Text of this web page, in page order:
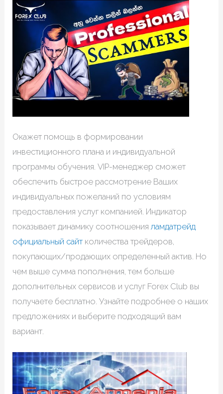
Окажет помощь в формировании
инвестиционного плана и индивидуальной
программы обучения. VIP-менеджер сможет
обеспечить быстрое рассмотрение Ваших
индивидуальных пожеланий по условиям
предоставления услуг компанией. Индикатор
показывает динамику соотношения ламдатрейд
официальный сайт количества трейдеров,
покупающих/продающих определенный актив. Но
чем выше сумма пополнения, тем больше
дополнительных сервисов и услуг Forex Club вы
получаете бесплатно. Узнайте подробнее о наших
предложениях и выберите подходящий вам
вариант.